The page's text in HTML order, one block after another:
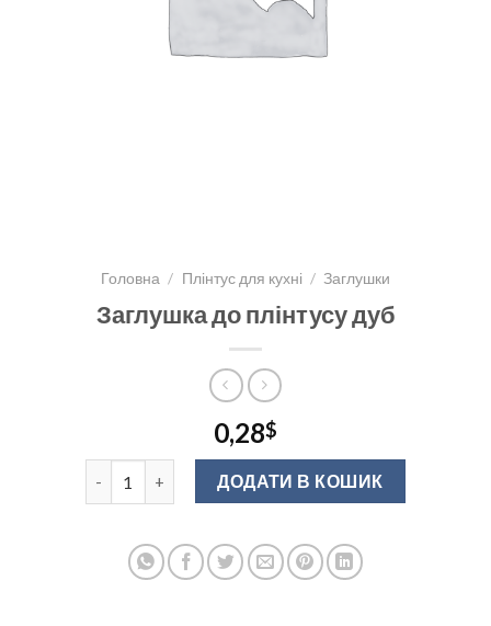
Головна / Плінтус для кухні / Заглушки
Заглушка до плінтусу дуб
0,28$
Заглушка до плінтусу дуб кількість
ДОДАТИ В КОШИК